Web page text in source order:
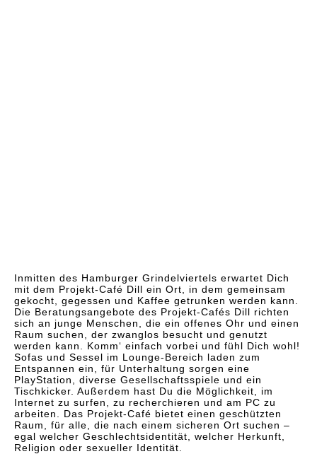
Inmitten des Hamburger Grindelviertels erwartet Dich
mit dem Projekt-Café Dill ein Ort, in dem gemeinsam
gekocht, gegessen und Kaffee getrunken werden kann.
Die Beratungsangebote des Projekt-Cafés Dill richten
sich an junge Menschen, die ein offenes Ohr und einen
Raum suchen, der zwanglos besucht und genutzt
werden kann. Komm‘ einfach vorbei und fühl Dich wohl!
Sofas und Sessel im Lounge-Bereich laden zum
Entspannen ein, für Unterhaltung sorgen eine
PlayStation, diverse Gesellschaftsspiele und ein
Tischkicker. Außerdem hast Du die Möglichkeit, im
Internet zu surfen, zu recherchieren und am PC zu
arbeiten. Das Projekt-Café bietet einen geschützten
Raum, für alle, die nach einem sicheren Ort suchen –
egal welcher Geschlechtsidentität, welcher Herkunft,
Religion oder sexueller Identität.